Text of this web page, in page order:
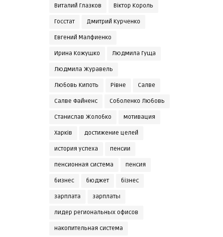
Виталий Глазков Віктор Король
Госстат Дмитрий Курченко
Евгений Малфиенко
Ирина Кожушко Людмила Гуща
Людмила Журавель
Любовь Кипоть Рівне Салве
Салве Файненс Соболенко Любовь
Станислав Жолобко мотивация
Харків достижение целей
история успеха пенсии
пенсионная система пенсия
бизнес бюджет бізнес
зарплата зарплаты
лидер региональных офисов
накопительная система